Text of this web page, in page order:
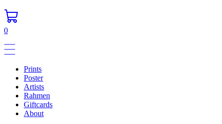
0
Prints
Poster
Artists
Rahmen
Giftcards
About